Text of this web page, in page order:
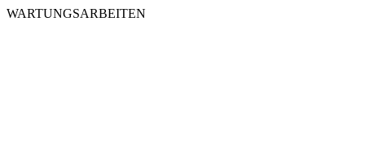
WARTUNGSARBEITEN